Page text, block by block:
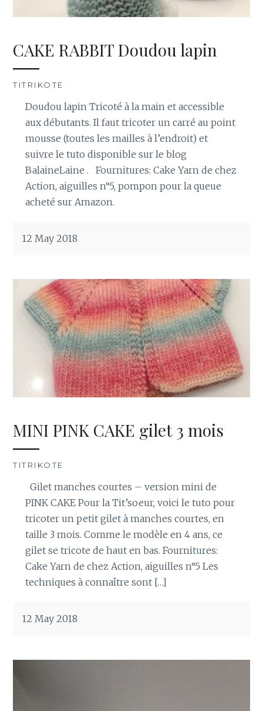
CAKE RABBIT Doudou lapin
TITRIKOTE
Doudou lapin Tricoté à la main et accessible
aux débutants. Il faut tricoter un carré au point
mousse (toutes les mailles à l’endroit) et
suivre le tuto disponible sur le blog
BalaineLaine . Fournitures: Cake Yarn de chez
Action, aiguilles n°5, pompon pour la queue
acheté sur Amazon.
12 May 2018
MINI PINK CAKE gilet 3 mois
TITRIKOTE
Gilet manches courtes – version mini de
PINK CAKE Pour la Tit’soeur, voici le tuto pour
tricoter un petit gilet à manches courtes, en
taille 3 mois. Comme le modèle en 4 ans, ce
gilet se tricote de haut en bas. Fournitures:
Cake Yarn de chez Action, aiguilles n°5 Les
techniques à connaître sont […]
12 May 2018